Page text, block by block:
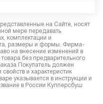
на Сайте, носят
мере передавать
комплектации и
размеры и формы. Фирма-
на внесение изменений в
без предварительного
Покупатель должен
и характеристик
указывается в инструкции и
в России Купперсбуш